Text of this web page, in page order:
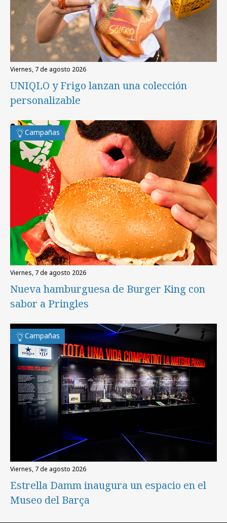
viernes, 7 de agosto 2026
UNIQLO y Frigo lanzan una colección
personalizable
Campañas
viernes, 7 de agosto 2026
Nueva hamburguesa de Burger King con
sabor a Pringles
Campañas
viernes, 7 de agosto 2026
Estrella Damm inaugura un espacio en el
Museo del Barça